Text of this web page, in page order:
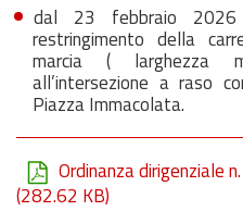
dal 23 febbraio
restringimento della
marcia ( larghezza
all’intersezione a raso
Piazza Immacolata.
Ordinanza
(282.62 KB)